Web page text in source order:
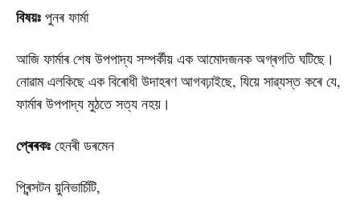
বিষয়ঃ পুনৰ ফাৰ্মা
আজি ফাৰ্মাৰ শেষ উপপাদ্য সম্পৰ্কীয় এক আমোদজনক অগ্ৰগতি ঘটিছে।
নোৱাম এলকিছে এক বিৰোধী উদাহৰণ আগবঢ়াইছে, যিয়ে সাৱ্যস্ত কৰে যে,
ফাৰ্মাৰ উপপাদ্য মুঠতে সত্য নহয়।
প্ৰেৰকঃ হেনৰী ডৰমেন
প্ৰিন্সটন য়ুনিভাৰ্চিটি,